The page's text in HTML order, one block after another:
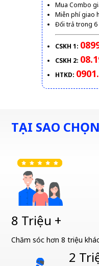
Mua Combo
Miễn phí giao
Đổi trả trong 6
CSKH 1:
CSKH 2:
HTKD:
TẠI SAO
8 Triệu +
Chăm sóc hơn 8 triệu
2